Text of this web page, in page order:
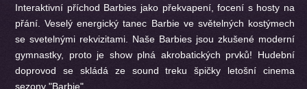
Interaktivní příchod Barbies jako překvapení, focení s hosty na
přání. Veselý energický tanec Barbie ve světelných kostýmech
se svetelnými rekvizitami. Naše Barbies jsou zkušené moderní
gymnastky, proto je show plná akrobatických prvků! Hudební
doprovod se skládá ze sound treku špičky letošní cinema
sezony "Barbie"